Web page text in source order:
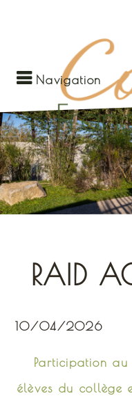
Navigation
RAID
10/04/2026
Participation
élèves du collège